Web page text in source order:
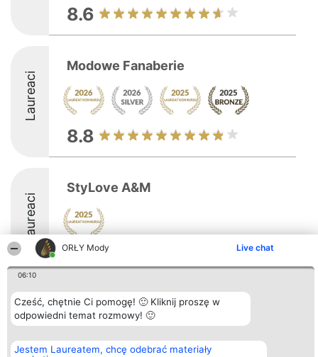
ORŁY Mody Live chat
06:10
Cześć, chętnie Ci pomogę! 🙂 Kliknij proszę w
odpowiedni temat rozmowy! 🙂
Jestem Laureatem, chcę odebrać materiały
8.6
Laureaci
Modowe Fanaberie
8.8
Laureaci
StyLove A&M
Organizator plebiscytu
Bright Side Solutions sp. z o.
o. sp. k.
Wrocław 50-079
Plebiscyt
Laureaci
Lista
Laureatów
Kontakt